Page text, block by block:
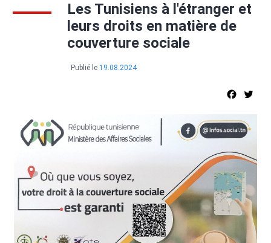
Les Tunisiens à l'étranger et
leurs droits en matière de
couverture sociale
Publié le 19.08.2024